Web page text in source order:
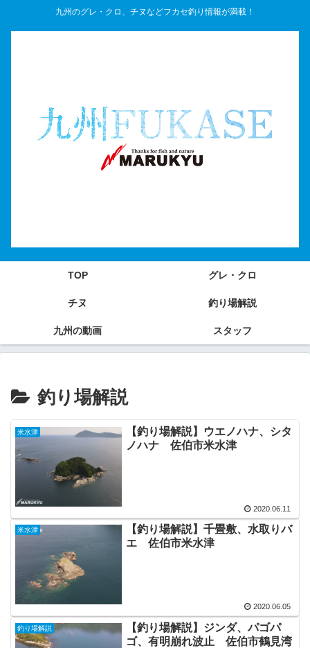
九州のグレ・クロ、チヌなどフカセ釣り情報が満載！
TOP グレ・クロ
チヌ 釣り場解説
九州の動画 スタッフ
釣り場解説
米水津
【釣り場解説】ウエノハナ、シタ
ノハナ 佐伯市米水津
2020.06.11
米水津
【釣り場解説】千畳敷、水取りバ
エ 佐伯市米水津
2020.06.05
釣り場解説
【釣り場解説】ジンダ、パゴパ
ゴ、有明崩れ波止 佐伯市鶴見湾